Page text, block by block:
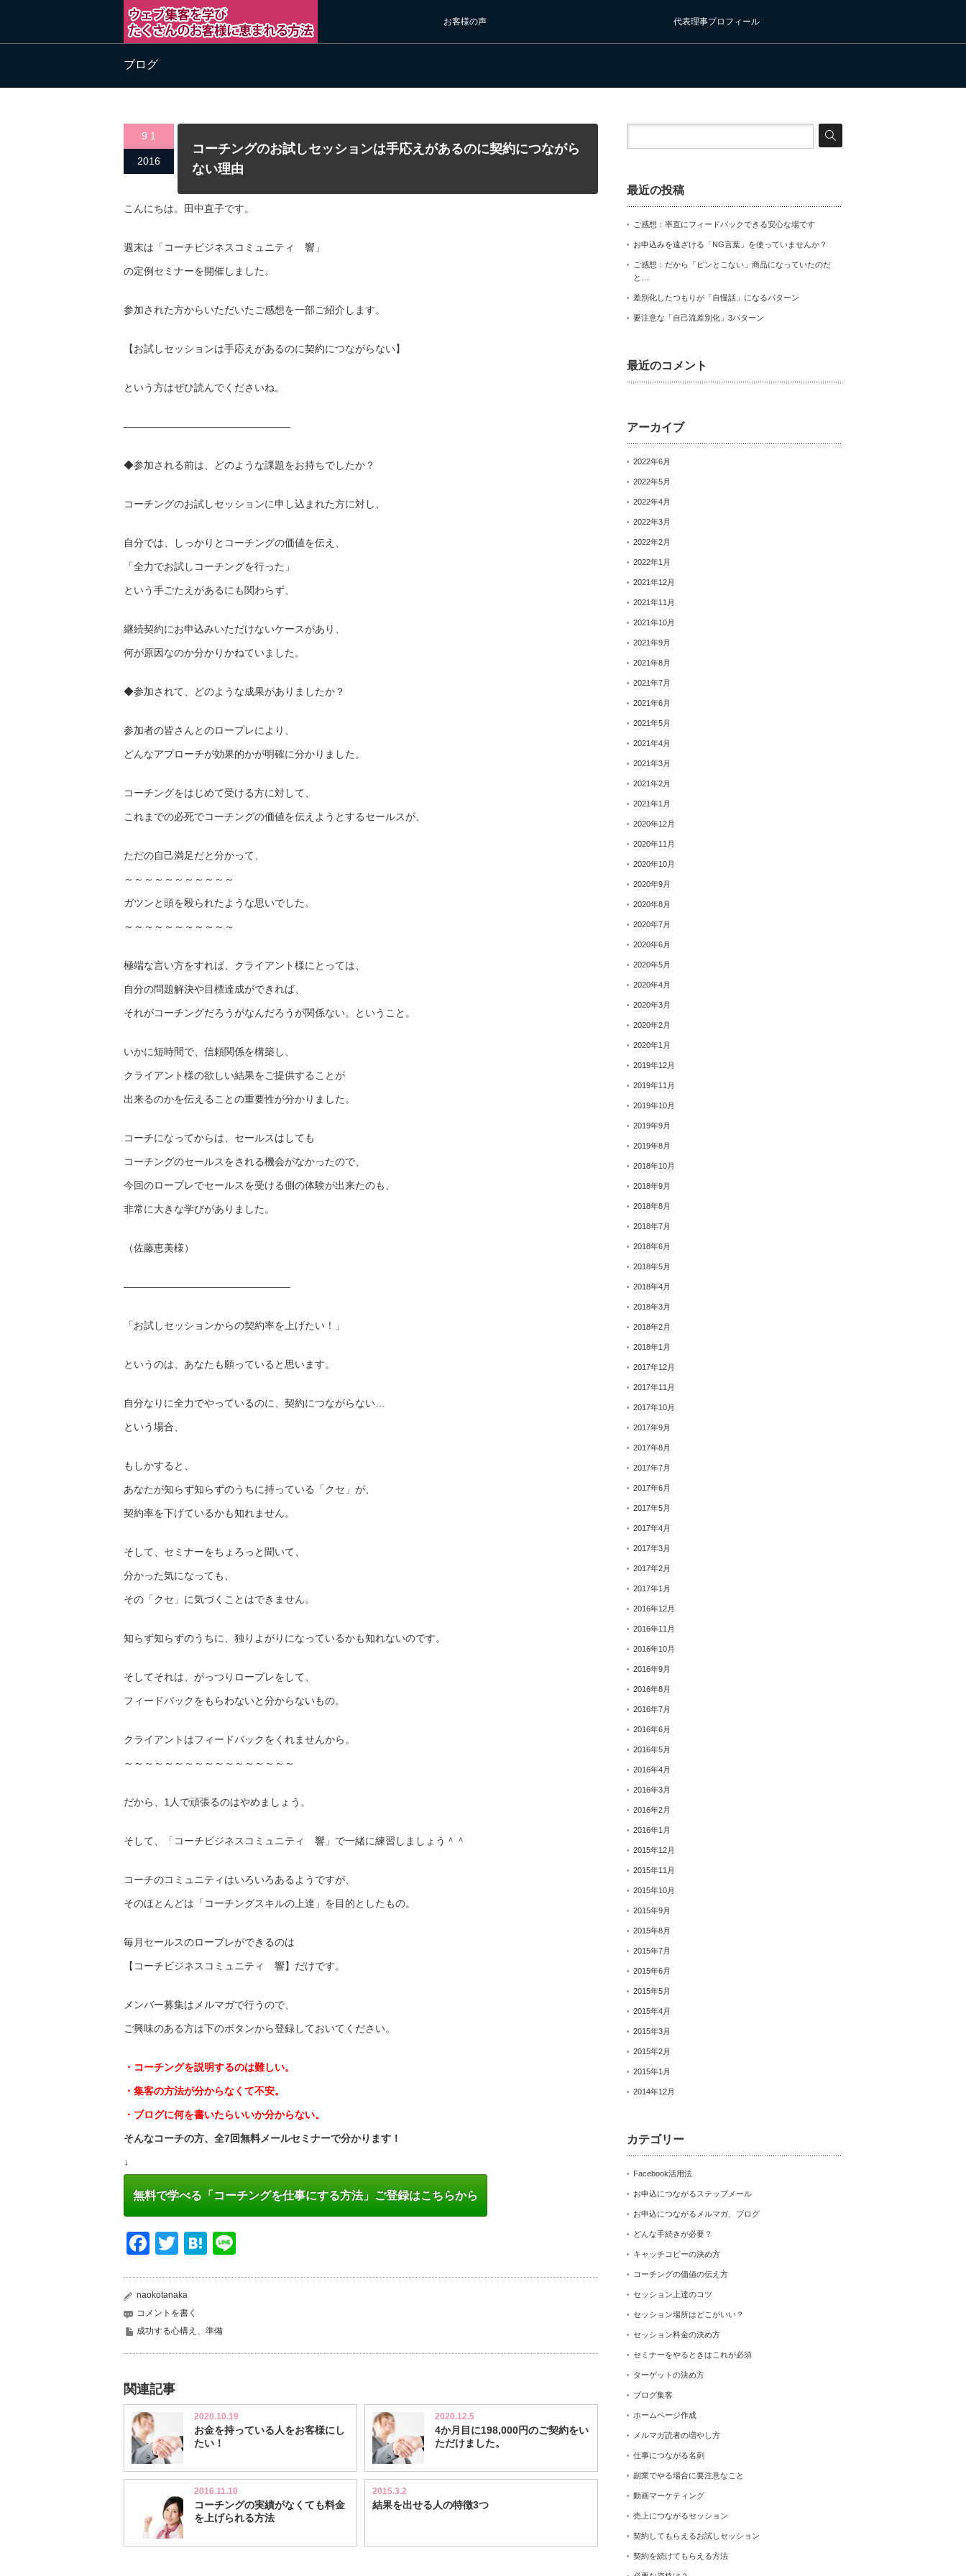
お客様の声 代表理事プロフィール
ブログ
9.1
2016
コーチングのお試しセッションは手応えがあるのに契約につながら
ない理由
こんにちは。田中直子です。
週末は「コーチビジネスコミュニティ 響」
の定例セミナーを開催しました。
参加された方からいただいたご感想を一部ご紹介します。
【お試しセッションは手応えがあるのに契約につながらない】
という方はぜひ読んでくださいね。
————————————————–
◆参加される前は、どのような課題をお持ちでしたか？
コーチングのお試しセッションに申し込まれた方に対し、
自分では、しっかりとコーチングの価値を伝え、
「全力でお試しコーチングを行った」
という手ごたえがあるにも関わらず、
継続契約にお申込みいただけないケースがあり、
何が原因なのか分かりかねていました。
◆参加されて、どのような成果がありましたか？
参加者の皆さんとのロープレにより、
どんなアプローチが効果的かが明確に分かりました。
コーチングをはじめて受ける方に対して、
これまでの必死でコーチングの価値を伝えようとするセールスが、
ただの自己満足だと分かって、
～～～～～～～～～～～
ガツンと頭を殴られたような思いでした。
～～～～～～～～～～～
極端な言い方をすれば、クライアント様にとっては、
自分の問題解決や目標達成ができれば、
それがコーチングだろうがなんだろうが関係ない。ということ。
いかに短時間で、信頼関係を構築し、
クライアント様の欲しい結果をご提供することが
出来るのかを伝えることの重要性が分かりました。
コーチになってからは、セールスはしても
コーチングのセールスをされる機会がなかったので、
今回のロープレでセールスを受ける側の体験が出来たのも、
非常に大きな学びがありました。
（佐藤恵美様）
————————————————–
「お試しセッションからの契約率を上げたい！」
というのは、あなたも願っていると思います。
自分なりに全力でやっているのに、契約につながらない…
という場合、
もしかすると、
あなたが知らず知らずのうちに持っている「クセ」が、
契約率を下げているかも知れません。
そして、セミナーをちょろっと聞いて、
分かった気になっても、
その「クセ」に気づくことはできません。
知らず知らずのうちに、独りよがりになっているかも知れないのです。
そしてそれは、がっつりロープレをして、
フィードバックをもらわないと分からないもの。
クライアントはフィードバックをくれませんから。
～～～～～～～～～～～～～～～～～
だから、1人で頑張るのはやめましょう。
そして、「コーチビジネスコミュニティ 響」で一緒に練習しましょう＾＾
コーチのコミュニティはいろいろあるようですが、
そのほとんどは「コーチングスキルの上達」を目的としたもの。
毎月セールスのロープレができるのは
【コーチビジネスコミュニティ 響】だけです。
メンバー募集はメルマガで行うので、
ご興味のある方は下のボタンから登録しておいてください。
・コーチングを説明するのは難しい。
・集客の方法が分からなくて不安。
・ブログに何を書いたらいいか分からない。
そんなコーチの方、全7回無料メールセミナーで分かります！
↓
無料で学べる「コーチングを仕事にする方法」ご登録はこちらから
Facebook
TwitterHatena
naokotanaka
コメントを書く
成功する心構え、準備
関連記事
2020.10.19
お金を持っている人をお客様にし
たい！
2020.12.5
4か月目に198,000円のご契約をい
ただけました。
2016.11.10
コーチングの実績がなくても料金
を上げられる方法
2015.3.2
結果を出せる人の特徴3つ
最近の投稿
ご感想：率直にフィードバックできる安心な場です
お申込みを遠ざける「NG言葉」を使っていませんか？
ご感想：だから「ピンとこない」商品になっていたのだ
と…
差別化したつもりが「自慢話」になるパターン
要注意な「自己流差別化」3パターン
最近のコメント
アーカイブ
2022年6月
2022年5月
2022年4月
2022年3月
2022年2月
2022年1月
2021年12月
2021年11月
2021年10月
2021年9月
2021年8月
2021年7月
2021年6月
2021年5月
2021年4月
2021年3月
2021年2月
2021年1月
2020年12月
2020年11月
2020年10月
2020年9月
2020年8月
2020年7月
2020年6月
2020年5月
2020年4月
2020年3月
2020年2月
2020年1月
2019年12月
2019年11月
2019年10月
2019年9月
2019年8月
2018年10月
2018年9月
2018年8月
2018年7月
2018年6月
2018年5月
2018年4月
2018年3月
2018年2月
2018年1月
2017年12月
2017年11月
2017年10月
2017年9月
2017年8月
2017年7月
2017年6月
2017年5月
2017年4月
2017年3月
2017年2月
2017年1月
2016年12月
2016年11月
2016年10月
2016年9月
2016年8月
2016年7月
2016年6月
2016年5月
2016年4月
2016年3月
2016年2月
2016年1月
2015年12月
2015年11月
2015年10月
2015年9月
2015年8月
2015年7月
2015年6月
2015年5月
2015年4月
2015年3月
2015年2月
2015年1月
2014年12月
カテゴリー
Facebook活用法
お申込につながるステップメール
お申込につながるメルマガ、ブログ
どんな手続きが必要？
キャッチコピーの決め方
コーチングの価値の伝え方
セッション上達のコツ
セッション場所はどこがいい？
セッション料金の決め方
セミナーをやるときはこれが必須
ターゲットの決め方
ブログ集客
ホームページ作成
メルマガ読者の増やし方
仕事につながる名刺
副業でやる場合に要注意なこと
動画マーケティング
売上につながるセッション
契約してもらえるお試しセッション
契約を続けてもらえる方法